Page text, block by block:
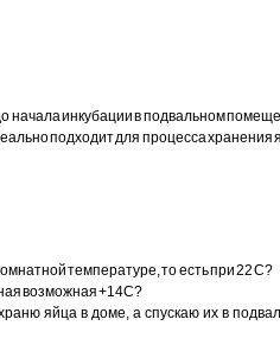
начала инкубации в подвальном
подходит для процесса хранения
температуре, то есть при 22 С?
возможная +14С?
яйца в доме, а спускаю их в